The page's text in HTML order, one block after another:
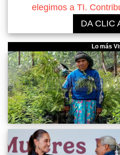
elegimos a TI.
DA CLIC
Lo más